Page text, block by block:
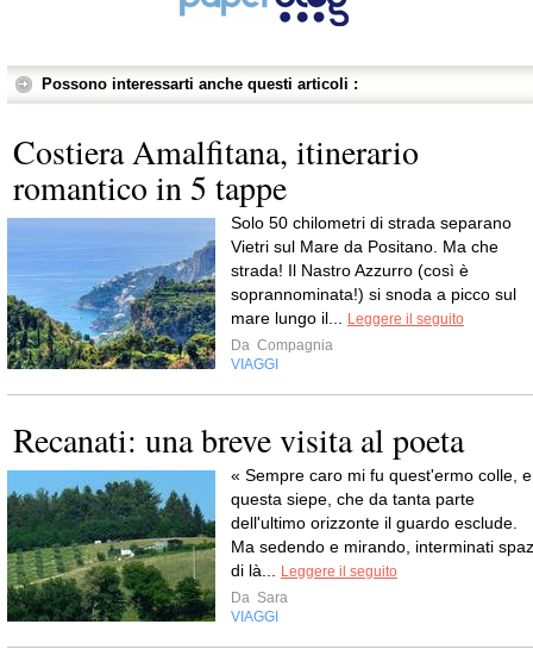
Possono interessarti anche questi articoli :
Costiera Amalfitana, itinerario
romantico in 5 tappe
Solo 50 chilometri di strada separano
Vietri sul Mare da Positano. Ma che
strada! Il Nastro Azzurro (così è
soprannominata!) si snoda a picco sul
mare lungo il...
Leggere il seguito
Da Compagnia
VIAGGI
Recanati: una breve visita al poeta
« Sempre caro mi fu quest'ermo colle, e
questa siepe, che da tanta parte
dell'ultimo orizzonte il guardo esclude.
Ma sedendo e mirando, interminati
di là...
Leggere il seguito
Da Sara
VIAGGI